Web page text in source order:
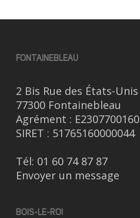
FONTAINEBLEAU
2 Bis Rue des États-Unis
77300 Fontainebleau
Agrément : E2307700160
SIRET : 51765160000044
Tél: 01 60 74 87 87
Envoyer un message
BOIS-LE-ROI